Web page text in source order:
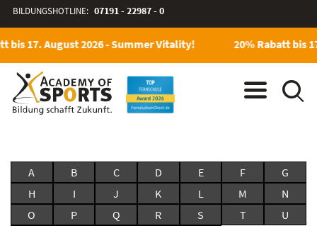
BILDUNGSHOTLINE: 07191 - 22987 - 0
bis 17. August 2026 - Summer Vitality! 20% Rabatt bis
A B C D E F
G
H
I J K L M
N
O
P Q R S T
U